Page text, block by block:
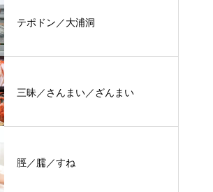
テポドン／大浦洞
三昧／さんまい／ざんまい
脛／臑／すね